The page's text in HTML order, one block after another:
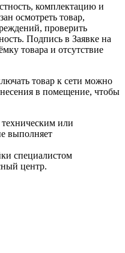
комплектацию и
осмотреть товар,
проверить
Подпись в Заявке на
товара и отсутствие
товар к сети можно
в помещение, чтобы
техническим или
выполняет
специалистом
центр.